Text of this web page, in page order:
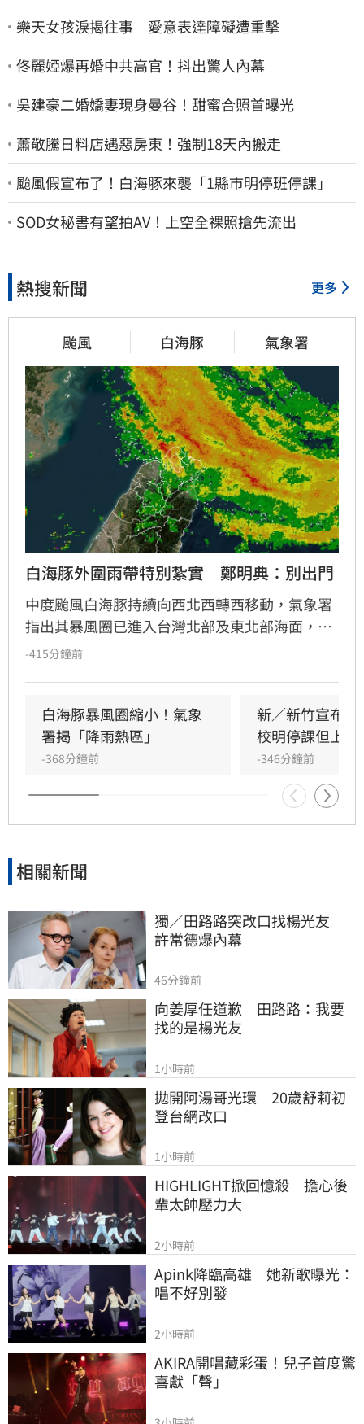
樂天女孩淚揭往事 愛意表達障礙遭重擊
佟麗婭爆再婚中共高官！抖出驚人內幕
吳建豪二婚嬌妻現身曼谷！甜蜜合照首曝光
蕭敬騰日料店遇惡房東！強制18天內搬走
颱風假宣布了！白海豚來襲「1縣市明停班停課」
SOD女秘書有望拍AV！上空全裸照搶先流出
熱搜新聞 更多
颱風 白海豚 氣象署
白海豚外圍雨帶特別紮實　鄭明典：別出門
中度颱風白海豚持續向西北西轉西移動，氣象署
指出其暴風圈已進入台灣北部及東北部海面，構
成明顯威脅。氣象粉專「台灣颱風論壇」提醒，
眾今晚避免外出，強調雨帶伴隨強陣風，需特別
留意掉落物與斷樹等潛在危險，請民眾務必做好
防颱準備，並密切關注最新天氣預報以確保安
-415分鐘前
白海豚暴風圈縮小！氣象
署揭「降雨熱區」
-368分鐘前
新／新竹宣布
校明停課但上班
-346分鐘前
相關新聞
獨／田路路突改口找楊光友
許常德爆內幕
46分鐘前
向姜厚任道歉　田路路：我要
找的是楊光友
1小時前
拋開阿湯哥光環　20歲舒莉初
登台網改口
1小時前
HIGHLIGHT掀回憶殺　擔心後
輩太帥壓力大
2小時前
Apink降臨高雄　她新歌曝光：
唱不好別發
2小時前
AKIRA開唱藏彩蛋！兒子首度驚
喜獻「聲」